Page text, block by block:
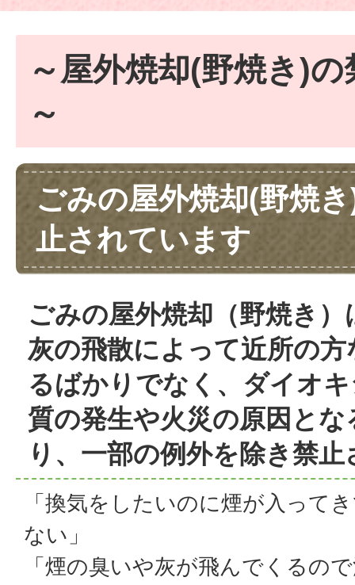
～屋外焼却(野焼き)
～
ごみの屋外焼却(野焼
止されています
ごみの屋外焼却（野焼き
灰の飛散によって近所の
るばかりでなく、ダイオ
質の発生や火災の原因と
り、一部の例外を除き禁
「換気をしたいのに煙が入って
ない」
「煙の臭いや灰が飛んでくるの